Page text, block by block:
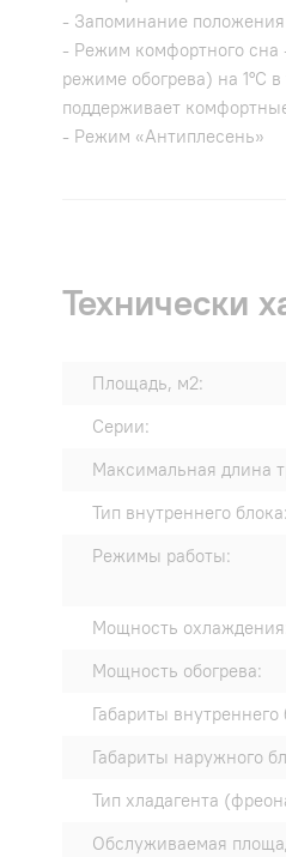
- Запоминание
- Режим комфортного сна
режиме обогрева) на 1°С
поддерживает
- Режим «Антиплесень»
Технически
Площадь, м2:
Серии:
Максимальная длина
Тип внутреннего блока:
Режимы работы:
Мощность
Мощность обогрева:
Габариты
Габариты наружного
Тип хладагента
Обслуживаемая